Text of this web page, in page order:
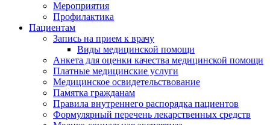
Мероприятия
Профилактика
Пациентам
Запись на прием к врачу
Виды медицинской помощи
Анкета для оценки качества медицинской помощи
Платные медицинские услуги
Медицинское освидетельствование
Памятка гражданам
Правила внутреннего распорядка пациентов
Формулярный перечень лекарственных средств